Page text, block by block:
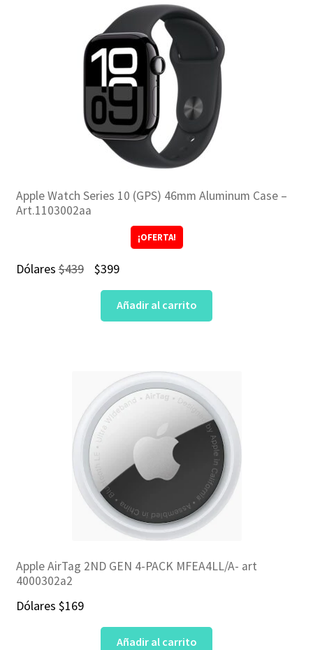
Apple Watch Series 10 (GPS) 46mm Aluminum Case –
Art.1103002aa
¡OFERTA!
Dólares$439
El
precio
original
$399El
precio
actual
Añadir al carrito
Apple AirTag 2ND GEN 4-PACK MFEA4LL/A- art
4000302a2
Dólares $169
Añadir al carrito